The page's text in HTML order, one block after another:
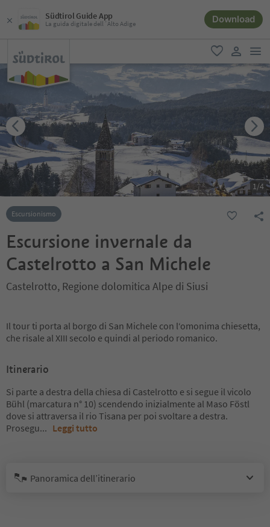
Südtirol Guide App
La guida digitale dell´Alto Adige Download
favoriti
user link
1/4
Escursionismo
Escursione invernale da
Castelrotto a San Michele
Castelrotto, Regione dolomitica Alpe di Siusi
Il tour ti porta al borgo di San Michele con l‘omonima chiesetta,
che risale al XIII secolo e quindi al periodo romanico.
Itinerario
Si parte a destra della chiesa di Castelrotto e si segue il vicolo
Bühl (marcatura n° 10) scendendo inizialmente al Maso Föstl
dove si attraversa il rio Tisana per poi svoltare a destra.
Prosegu... Leggi tutto
Panoramica dell’itinerario